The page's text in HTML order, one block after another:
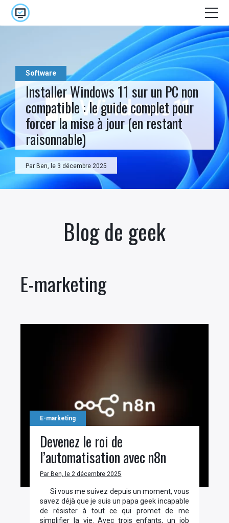
Software
Installer Windows 11 sur un PC non
compatible : le guide complet pour
forcer la mise à jour (en restant
raisonnable)
Par Ben, le 3 décembre 2025
Blog de geek
E-marketing
E-marketing
Devenez le roi de
l’automatisation avec n8n
Par Ben, le 2 décembre 2025
Si vous me suivez depuis un moment, vous
savez déjà que je suis un papa geek incapable
de résister à tout ce qui promet de me
simplifier la vie. Avec trois enfants, un job
E-marketing
High Tech
Jeux Vidéo
Lifestyle
Séries
Stuff